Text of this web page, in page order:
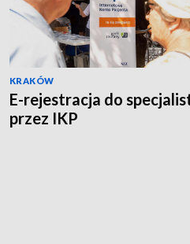
KRAKÓW
E-rejestracja do
przez IKP